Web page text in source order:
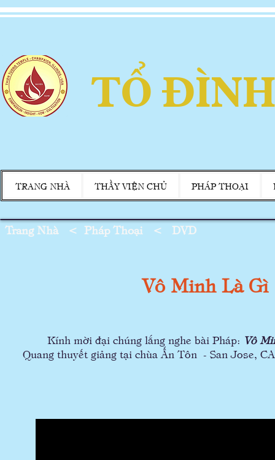
TỔ
TRANG NHÀ THẦY VIỆN CHỦ PHÁP THOẠI
Trang Nhà < Pháp Thoại < DVD
Vô Minh Là Gì
Kính mời đại chúng lắng nghe bài Pháp: Vô
Quang thuyết giảng tại chùa Ấn Tôn - San Jose,